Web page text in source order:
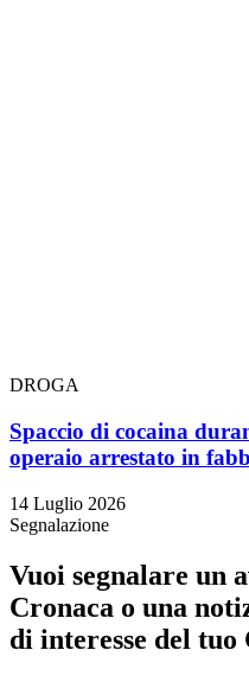
DROGA
Spaccio di cocaina
operaio arrestato in
14 Luglio 2026
Segnalazione
Vuoi segnalare un
Cronaca o una
di interesse del tuo